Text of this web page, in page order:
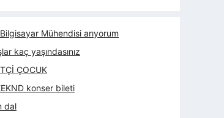
Bilgisayar Mühendisi arıyorum
kaç yaşındasınız
ÇOCUK
konser bileti
dal